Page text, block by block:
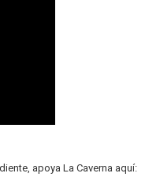
apoya La Caverna aquí: